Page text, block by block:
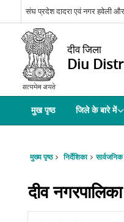
संघ प्रदेश दादरा एवं नगर हवेली
दीव जिला
Diu
मुख पृष्ठ जिले के बारे में
मुख्य पृष्ठ निर्देशिका
दीव